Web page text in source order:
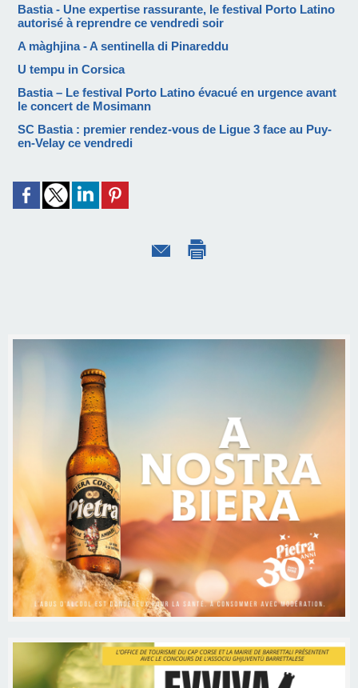
Bastia - Une expertise rassurante, le festival Porto Latino
autorisé à reprendre ce vendredi soir
A màghjina - A sentinella di Pinareddu
U tempu in Corsica
Bastia – Le festival Porto Latino évacué en urgence avant
le concert de Mosimann
SC Bastia : premier rendez-vous de Ligue 3 face au Puy-
en-Velay ce vendredi